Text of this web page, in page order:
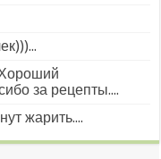
за рецепты....
жарить....